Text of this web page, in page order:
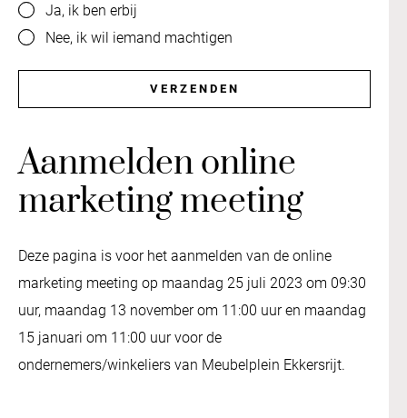
Ja, ik ben erbij
Nee, ik wil iemand machtigen
VERZENDEN
Aanmelden online
marketing meeting
Deze pagina is voor het aanmelden van de online
marketing meeting op maandag 25 juli 2023 om 09:30
uur, maandag 13 november om 11:00 uur en maandag
15 januari om 11:00 uur voor de
ondernemers/winkeliers van Meubelplein Ekkersrijt.